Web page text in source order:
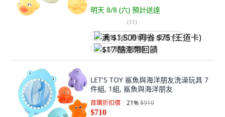
明天 8/8 (六) 預計送達
(11)
满 $1,500 再省 $75 (王道卡)
$17 酷澎幣回饋
LET'S TOY 鯊魚與海洋朋友洗澡玩具 7
件組, 1組, 鯊魚與海洋朋友
首購折扣價 21%$910
$710